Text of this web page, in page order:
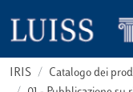
IRIS
Catalogo dei